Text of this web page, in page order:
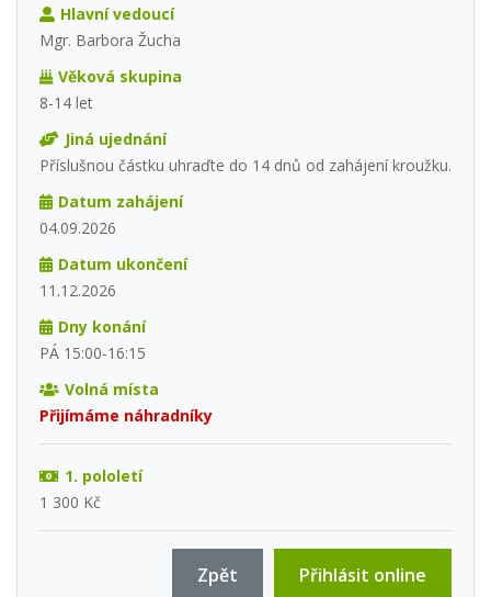
Hlavní vedoucí
Mgr. Barbora Žucha
Věková skupina
8-14 let
Jiná ujednání
Příslušnou částku uhraďte do 14 dnů od zahájení kroužku.
Datum zahájení
04.09.2026
Datum ukončení
11.12.2026
Dny konání
PÁ 15:00-16:15
Volná místa
Přijímáme náhradníky
1. pololetí
1 300 Kč
Přihlásit online
Zpět